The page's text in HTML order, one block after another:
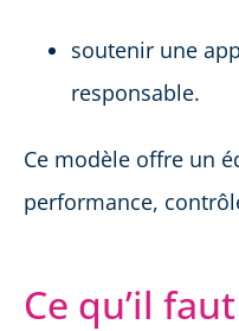
soutenir une
responsable.
Ce modèle offre un
performance,
Ce qu’il